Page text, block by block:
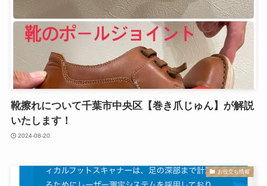
靴擦れについて千葉市中央区【巻き爪じゅん】が解説
いたします！
2024-08-20
お役立ち情報